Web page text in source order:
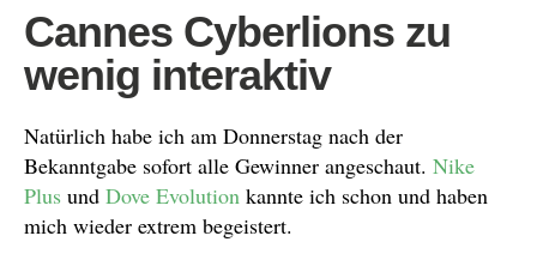
Cannes Cyberlions zu
wenig interaktiv
Natürlich habe ich am Donnerstag nach der
Bekanntgabe sofort alle Gewinner angeschaut. Nike
Plus und Dove Evolution kannte ich schon und haben
mich wieder extrem begeistert.